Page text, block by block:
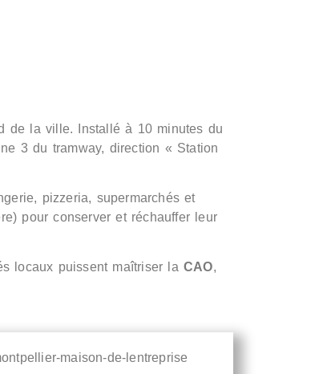
de la ville. Installé à 10 minutes du
3 du tramway, direction « Station
pizzeria, supermarchés et
pour conserver et réchauffer leur
locaux puissent maîtriser laCAO,